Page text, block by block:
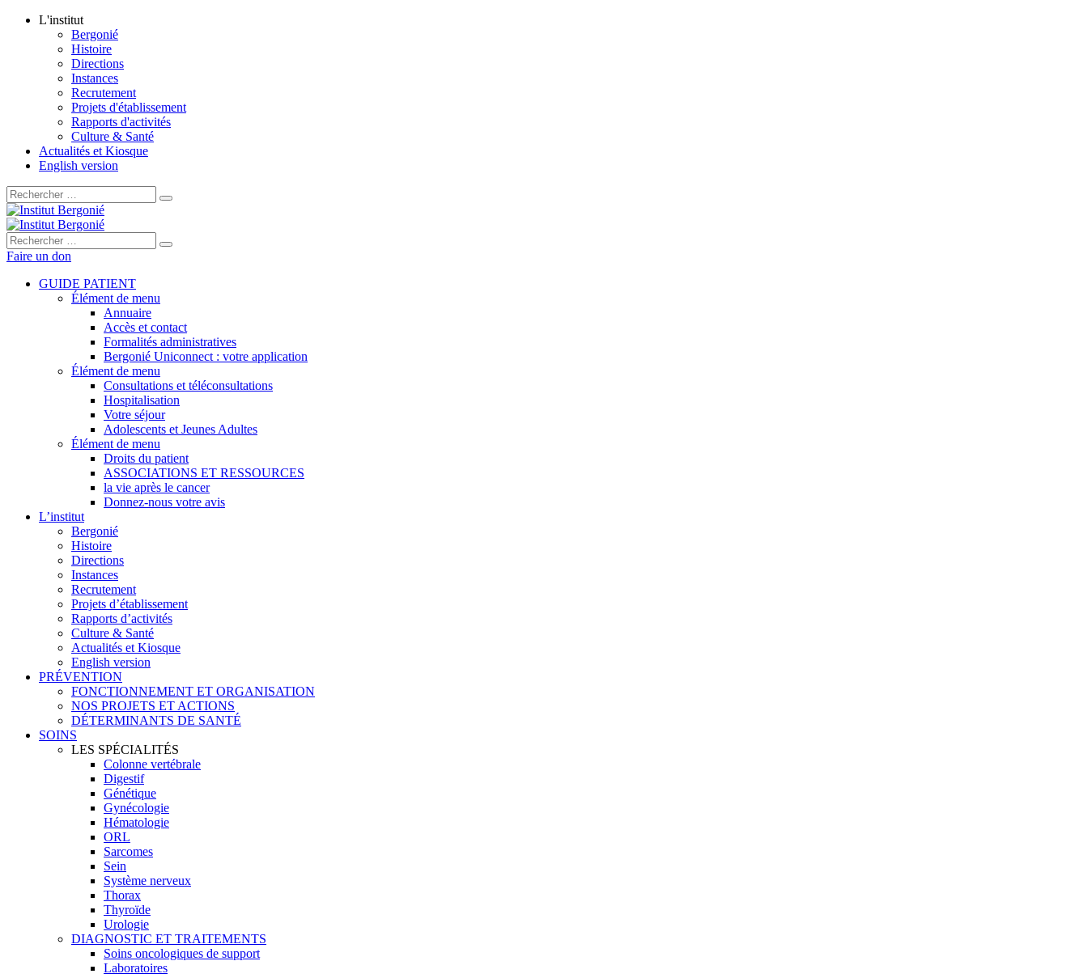
L'institut
Bergonié
Histoire
Directions
Instances
Recrutement
Projets d'établissement
Rapports d'activités
Culture & Santé
Actualités et Kiosque
English version
Rechercher :
Rechercher :
Faire un don
GUIDE PATIENT
Élément de menu
Annuaire
Accès et contact
Formalités administratives
Bergonié Uniconnect : votre application
Élément de menu
Consultations et téléconsultations
Hospitalisation
Votre séjour
Adolescents et Jeunes Adultes
Élément de menu
Droits du patient
ASSOCIATIONS ET RESSOURCES
la vie après le cancer
Donnez-nous votre avis
L’institut
Bergonié
Histoire
Directions
Instances
Recrutement
Projets d’établissement
Rapports d’activités
Culture & Santé
Actualités et Kiosque
English version
PRÉVENTION
FONCTIONNEMENT ET ORGANISATION
NOS PROJETS ET ACTIONS
DÉTERMINANTS DE SANTÉ
SOINS
LES SPÉCIALITÉS
Colonne vertébrale
Digestif
Génétique
Gynécologie
Hématologie
ORL
Sarcomes
Sein
Système nerveux
Thorax
Thyroïde
Urologie
DIAGNOSTIC ET TRAITEMENTS
Soins oncologiques de support
Laboratoires